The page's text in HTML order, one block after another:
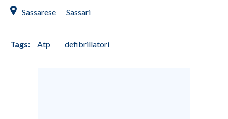
SPIAGGE
Sassarese Sassari
Tags: Atp defibrillatori